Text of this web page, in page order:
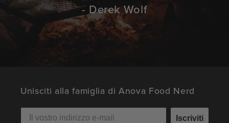
- Derek Wolf
Unisciti alla famiglia di Anova Food Nerd
Iscriviti